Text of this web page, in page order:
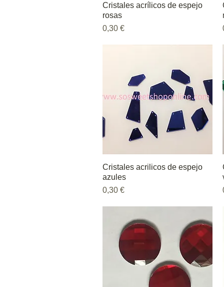
Vista rápida
Cristales acrílicos de espejo
rosas
Precio
0,30 €
Vista rápida
Cristales acrilicos de espejo
azules
Precio
0,30 €